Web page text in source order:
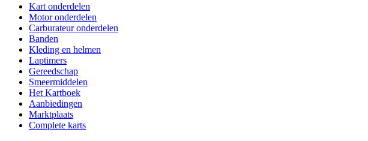
Kart onderdelen
Motor onderdelen
Carburateur onderdelen
Banden
Kleding en helmen
Laptimers
Gereedschap
Smeermiddelen
Het Kartboek
Aanbiedingen
Marktplaats
Complete karts